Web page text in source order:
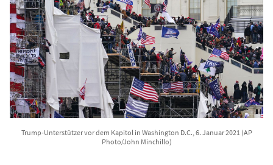
Trump-Unterstützer vor dem Kapitol in Washington D.C., 6. Januar 2021 (AP
Photo/John Minchillo)